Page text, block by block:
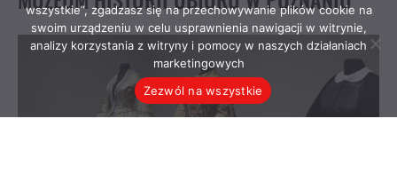
wszystkie”, zgadzasz się na przechowywanie plików cookie na
swoim urządzeniu w celu usprawnienia nawigacji w witrynie,
analizy korzystania z witryny i pomocy w naszych działaniach
marketingowych
Zezwól na wszystkie